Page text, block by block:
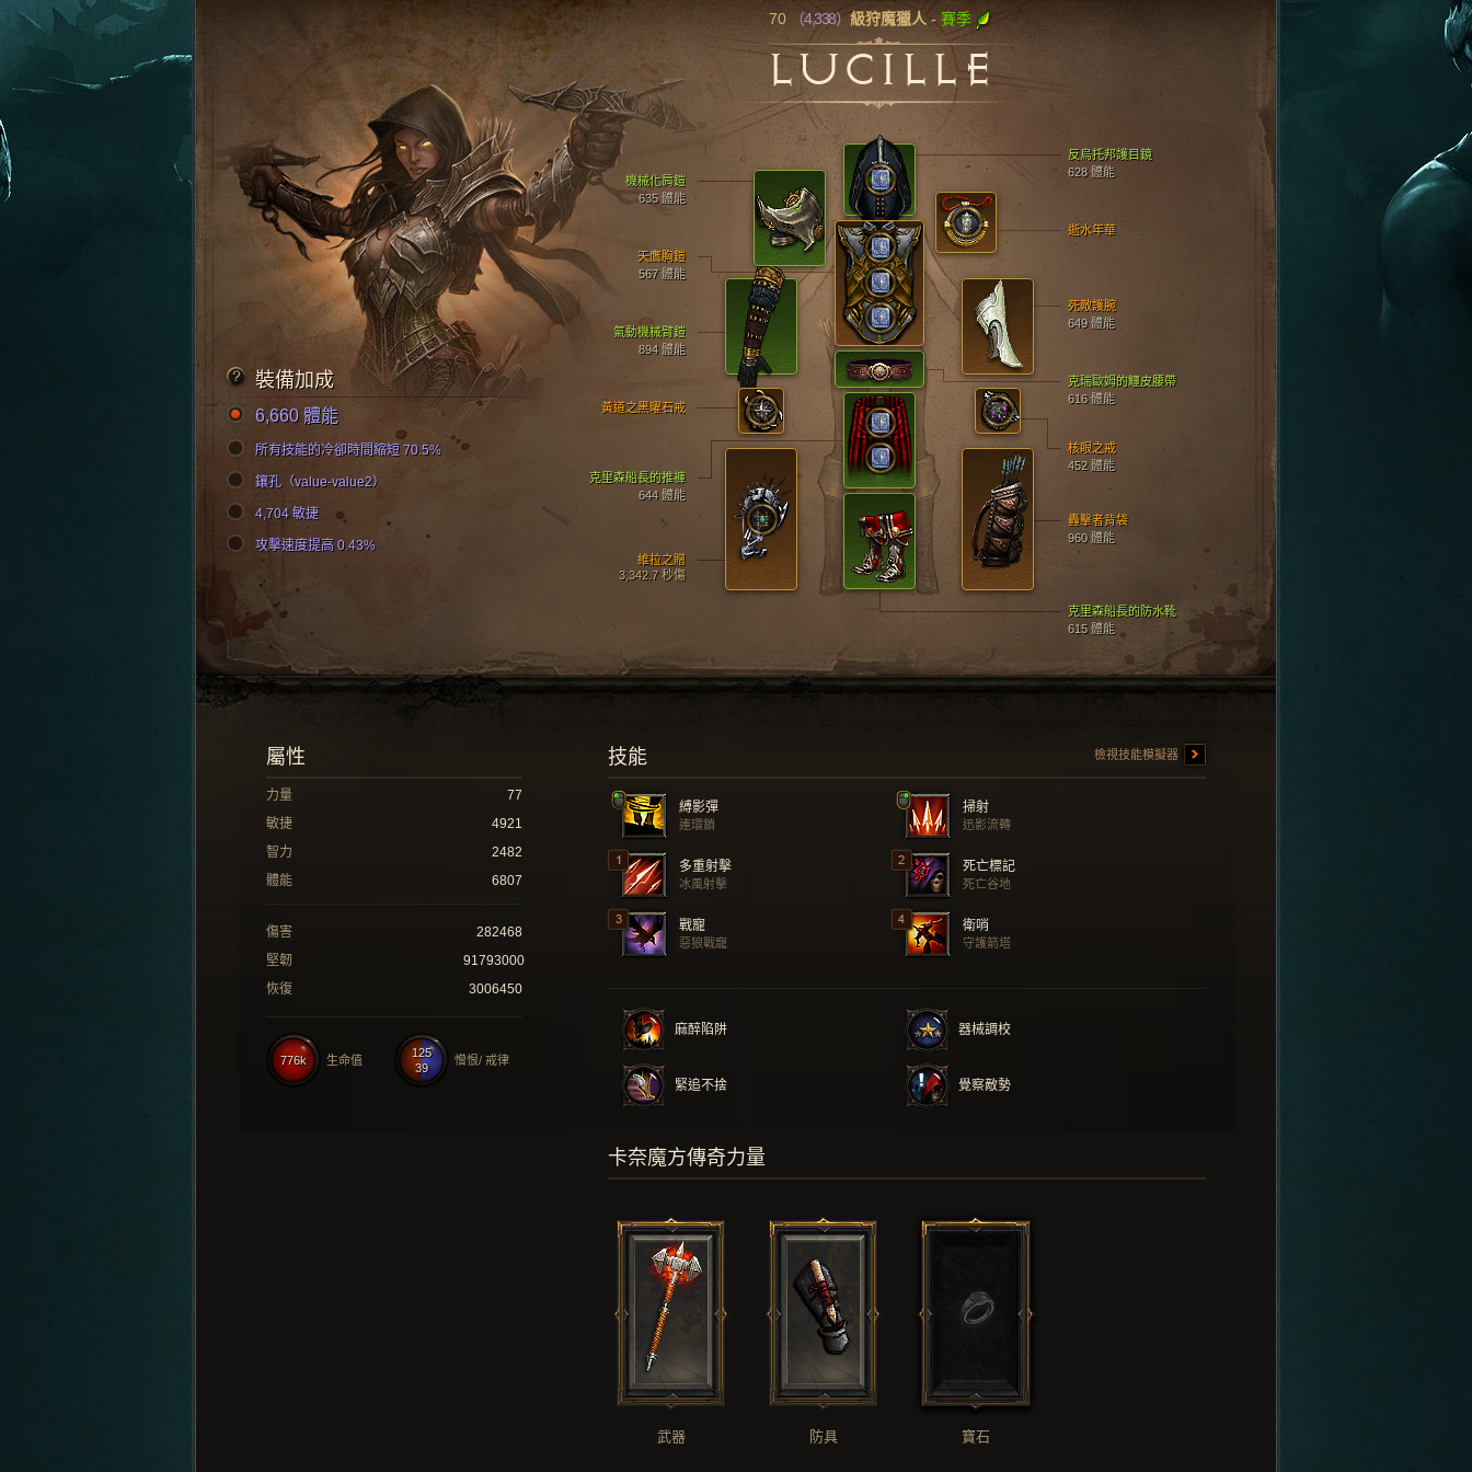
70 （4,338）級狩魔獵人 - 賽季
LUCILLE
反烏托邦護目鏡
628 體能
天鷹胸鎧
567 體能
克里森船長的防水靴
615 體能
氣動機械臂鎧
894 體能
機械化肩鎧
635 體能
克里森船長的推褲
644 體能
死敵護腕
649 體能
維拉之贈
3,342.7 秒傷
轟擊者背袋
960 體能
克瑞歐姆的鱷皮腰帶
616 體能
核眼之戒
452 體能
黃道之黑曜石戒
逝水年華
裝備加成
6,660 體能
所有技能的冷卻時間縮短 70.5%
鑲孔（value-value2）
4,704 敏捷
攻擊速度提高 0.43%
技能 檢視技能模擬器
縛影彈
連環鎖
掃射
迅影流轉
多重射擊
冰風射擊
死亡標記
死亡谷地
戰寵
惡狼戰寵
衛哨
守護箭塔
麻醉陷阱 器械調校
緊追不捨 覺察敵勢
屬性
力量
77
敏捷
4921
智力
2482
體能
6807
傷害
282468
堅韌
91793000
恢復
3006450
125
39
憎恨/ 戒律
776k 生命值
卡奈魔方傳奇力量
武器 防具 寶石